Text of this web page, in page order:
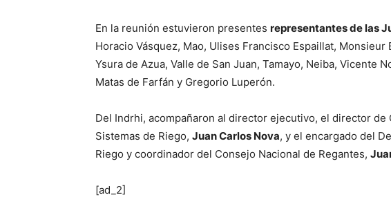
En la reunión estuvieron presentes representantes de las
Horacio Vásquez, Mao, Ulises Francisco Espaillat, Monsieur
Ysura de Azua, Valle de San Juan, Tamayo, Neiba, Vicente
Matas de Farfán y Gregorio Luperón.
Del Indrhi, acompañaron al director ejecutivo, el director de
Sistemas de Riego, Juan Carlos Nova, y el encargado del
Riego y coordinador del Consejo Nacional de Regantes,
[ad_2]